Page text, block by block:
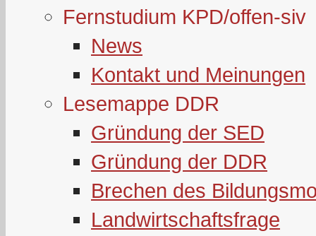
Fernstudium KPD/offen-siv
News
Kontakt und Meinungen
Lesemappe DDR
Gründung der SED
Gründung der DDR
Brechen des
Landwirtschaftsfrage